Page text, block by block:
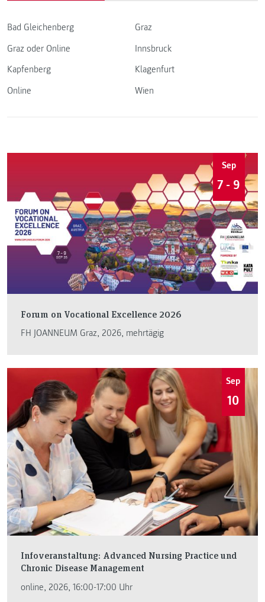
Bad Gleichenberg
Graz
Graz oder Online
Innsbruck
Kapfenberg
Klagenfurt
Online
Wien
Sep
7 - 9
Forum on Vocational Excellence 2026
FH JOANNEUM Graz, 2026, mehrtägig
Sep
10
Infoveranstaltung: Advanced Nursing Practice und
Chronic Disease Management
online, 2026, 16:00-17:00 Uhr